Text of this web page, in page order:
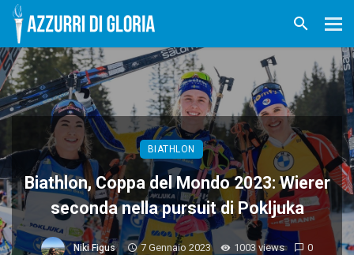
BIATHLON
Biathlon, Coppa del Mondo 2023: Wierer
seconda nella pursuit di Pokljuka
Niki Figus 7 Gennaio 2023 1003 views 0